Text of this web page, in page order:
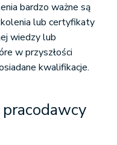
bardzo ważne są
lub certyfikaty
wiedzy lub
w przyszłości
kwalifikacje.